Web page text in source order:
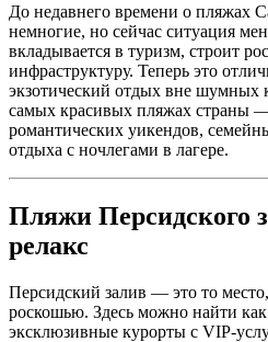
До недавнего времени о пляжах
немногие, но сейчас ситуация
вкладывается в туризм, строит
инфраструктуру. Теперь это
экзотический отдых вне шумных
самых красивых пляжах страны
романтических уикендов,
отдыха с ночлегами в лагере.
Пляжи Персидского
релакс
Персидский залив — это то место,
роскошью. Здесь можно найти
эксклюзивные курорты с VIP-